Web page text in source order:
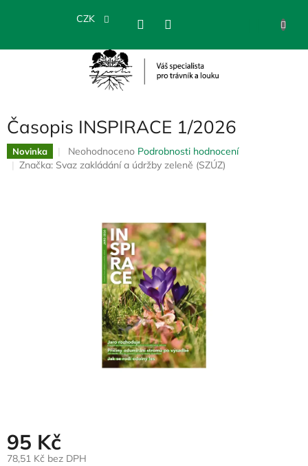
CZK
Časopis INSPIRACE 1/2026
Novinka
Průměrné
hodnocení
hvězdiček.
Neohodnoceno Podrobnosti hodnocení
Značka: Svaz zakládání a údržby zeleně (SZÚZ)
95 Kč
78,51 Kč bez DPH